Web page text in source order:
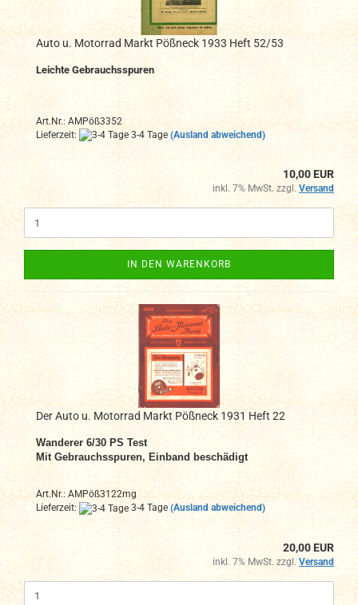
Auto u. Motorrad Markt Pößneck 1933 Heft 52/53
Leichte Gebrauchsspuren
Art.Nr.: AMPöß3352
Lieferzeit:
3-4 Tage (Ausland abweichend)
10,00 EUR
inkl. 7% MwSt. zzgl.Versand
IN DEN WARENKORB
Der Auto u. Motorrad Markt Pößneck 1931 Heft 22
Wanderer 6/30 PS Test
Mit Gebrauchsspuren, Einband beschädigt
Art.Nr.: AMPöß3122mg
Lieferzeit:
3-4 Tage (Ausland abweichend)
20,00 EUR
inkl. 7% MwSt. zzgl. Versand